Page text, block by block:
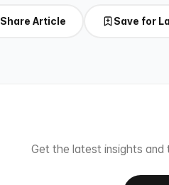
Share Article Save for
Get the latest insights and